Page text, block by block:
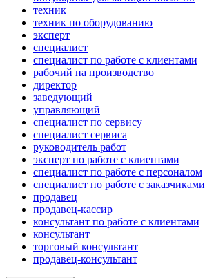
техник
техник по оборудованию
эксперт
специалист
специалист по работе с клиентами
рабочий на производство
директор
заведующий
управляющий
специалист по сервису
специалист сервиса
руководитель работ
эксперт по работе с клиентами
специалист по работе с персоналом
специалист по работе с заказчиками
продавец
продавец-кассир
консультант по работе с клиентами
консультант
торговый консультант
продавец-консультант